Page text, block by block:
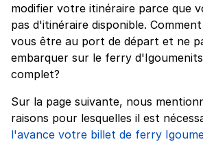
modifier votre itinéraire parce que
pas d'itinéraire disponible.
vous être au port de départ et ne
embarquer sur le ferry
complet?
Sur la page suivante, nous
raisons pour lesquelles il est
l'avance votre billet de ferry